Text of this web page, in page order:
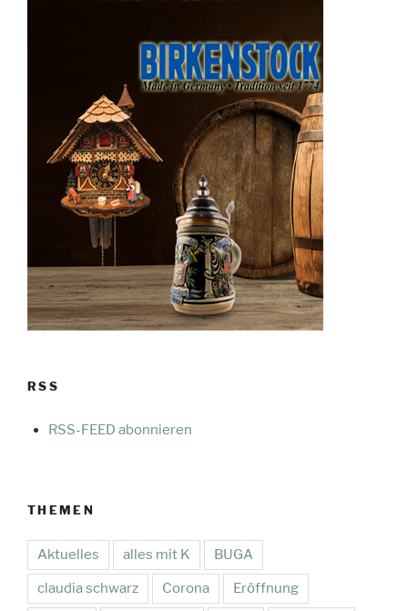
RSS
RSS-FEED abonnieren
THEMEN
Aktuelles alles mit K BUGA
claudia schwarz Corona Eröffnung